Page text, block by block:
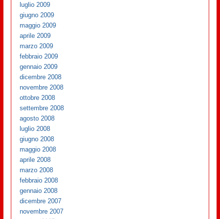
luglio 2009
giugno 2009
maggio 2009
aprile 2009
marzo 2009
febbraio 2009
gennaio 2009
dicembre 2008
novembre 2008
ottobre 2008
settembre 2008
agosto 2008
luglio 2008
giugno 2008
maggio 2008
aprile 2008
marzo 2008
febbraio 2008
gennaio 2008
dicembre 2007
novembre 2007